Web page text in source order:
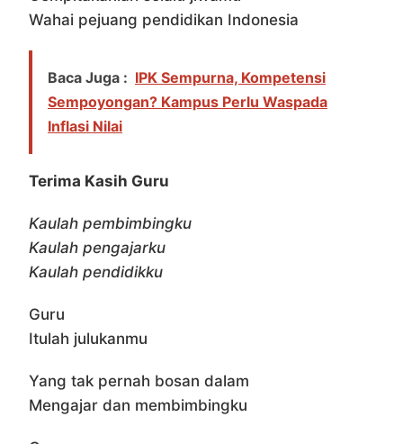
Wahai pejuang pendidikan Indonesia
Baca Juga : IPK Sempurna, Kompetensi
Sempoyongan? Kampus Perlu Waspada
Inflasi Nilai
Terima Kasih Guru
Kaulah pembimbingku
Kaulah pengajarku
Kaulah pendidikku
Guru
Itulah julukanmu
Yang tak pernah bosan dalam
Mengajar dan membimbingku